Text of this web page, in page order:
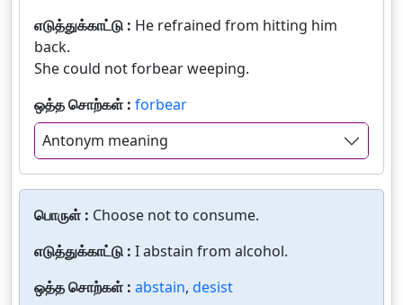
எடுத்துக்காட்டு : He refrained from hitting him
back.
She could not forbear weeping.
ஒத்த சொற்கள் : forbear
Antonym meaning
பொருள் : Choose not to consume.
எடுத்துக்காட்டு : I abstain from alcohol.
ஒத்த சொற்கள் : abstain, desist